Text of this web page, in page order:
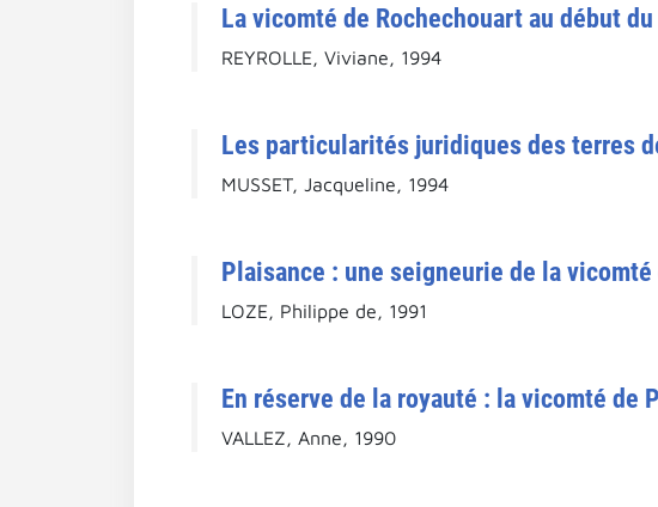
La vicomté de Rochechouart au début
REYROLLE, Viviane, 1994
Les particularités juridiques des terres
MUSSET, Jacqueline, 1994
Plaisance : une seigneurie de la
LOZE, Philippe de, 1991
En réserve de la royauté : la vicomté de
VALLEZ, Anne, 1990